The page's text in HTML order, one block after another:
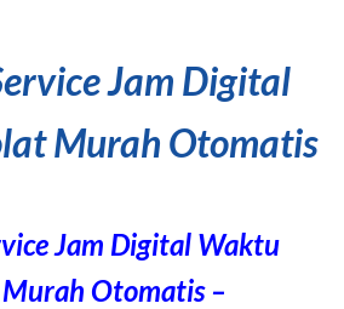
Jam Digital
Murah Otomatis
Jam Digital Waktu
Otomatis –